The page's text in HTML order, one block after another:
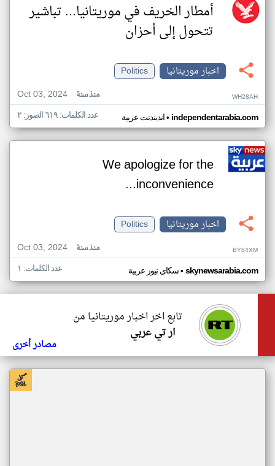
أمطار الخريف في موريتانيا... تباشير
تتحول إلى أحزان
اخبار موريتانيا
Politics
Oct 03, 2024
منذ سنة WH28AH
اندبندنت عربية• independentarabia.com عدد الكلمات: ٦١٩ الصور: ٢
We apologize for the
inconvenience...
اخبار موريتانيا
Politics
Oct 03, 2024
منذ سنة BY84XM
سكاي نيوز عربية• skynewsarabia.com عدد الكلمات: ١
تابع اخر اخبار موريتانيا من
ار تي عربي
مصادر أخرى